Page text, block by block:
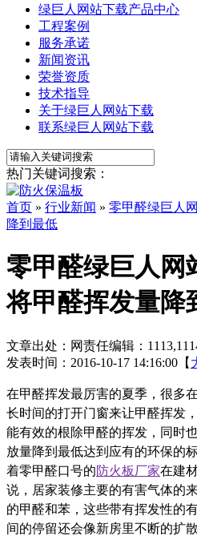
绿巨人网站下载产品中心
工程案例
服务承诺
新闻资讯
荣誉资质
技术指导
关于绿巨人网站下载
联系绿巨人网站下载
热门关键词搜索：
首页 » 行业新闻 » 零甲醛绿巨人
降到最低
零甲醛绿巨人网
将甲醛挥发量降
文章出处： 网责任编辑：
发表时间：2016-10-17 14:16:00【
在甲醛挥发最厉害的夏季，很
长时间的打开门窗来让甲醛挥发
能有效的根除甲醛的挥发，同
放量降到最低达到应有的环保的标准
着零甲醛口号的防火板厂家在建材
说，居家装修主要的有害气体
的甲醛和苯，这些带有挥发性
间的停留还会像新房里不断的扩散